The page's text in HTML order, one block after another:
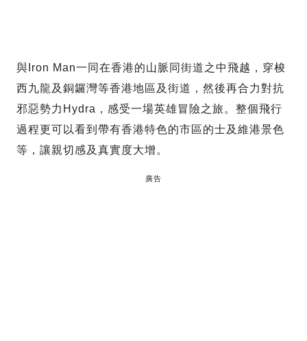
與Iron Man一同在香港的山脈同街道之中飛越，穿梭
西九龍及銅鑼灣等香港地區及街道，然後再合力對抗
邪惡勢力Hydra，感受一場英雄冒險之旅。整個飛行
過程更可以看到帶有香港特色的市區的士及維港景色
等，讓親切感及真實度大增。
廣告